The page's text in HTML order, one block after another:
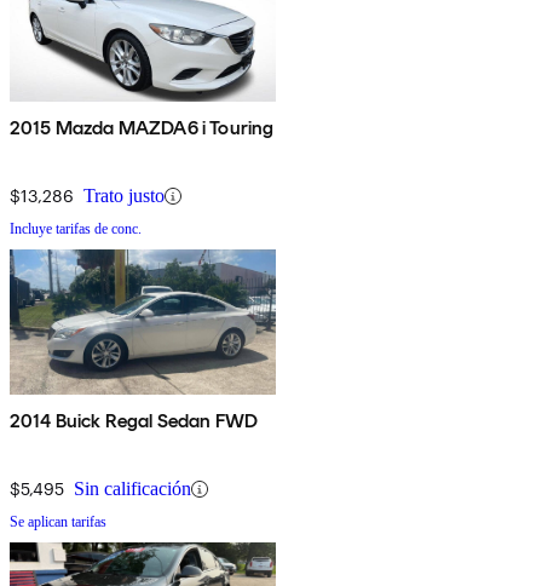
2015 Mazda MAZDA6 i Touring
$13,286 Trato justo
Incluye tarifas de conc.
2014 Buick Regal Sedan FWD
$5,495 Sin calificación
Se aplican tarifas